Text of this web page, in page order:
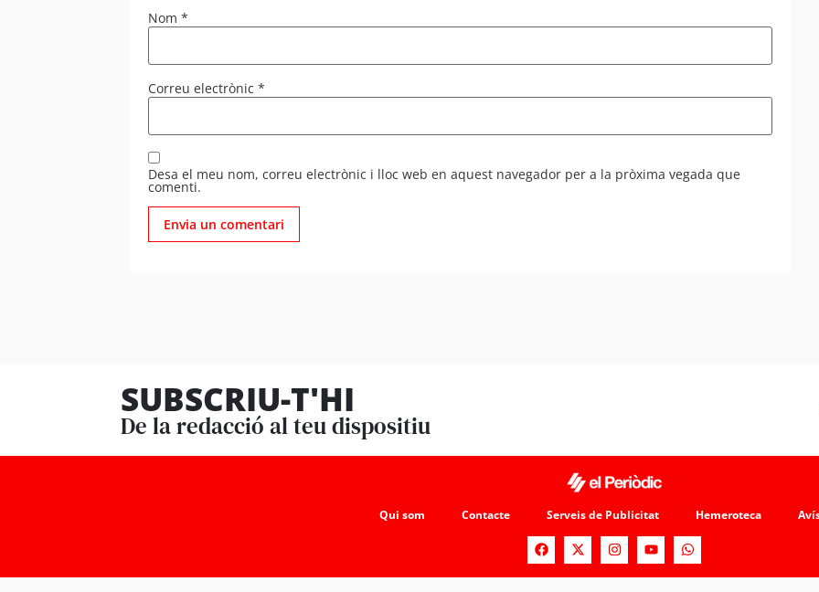
Nom *
Correu electrònic *
Desa el meu nom, correu electrònic i lloc web en aquest navegador per a la pròxima vegada que
comenti.
SUBSCRIU-T'HI
De la redacció al teu dispositiu
Qui som Contacte Serveis de Publicitat Hemeroteca